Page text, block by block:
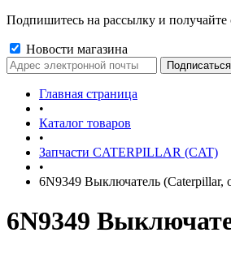
Подпишитесь на рассылку и
Новости магазина
Главная страница
•
Каталог товаров
•
Запчасти CATERPILLAR (CAT)
•
6N9349 Выключатель (Caterpillar,
6N9349